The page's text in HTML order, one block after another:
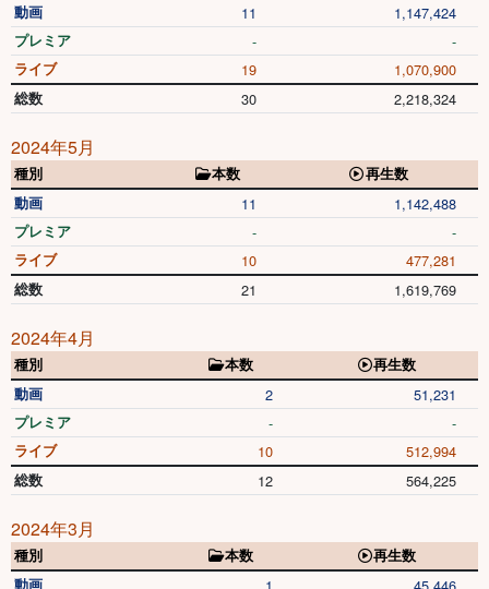
動画
11 1,147,424
プレミア - -
ライブ 19 1,070,900
総数 30 2,218,324
2024年5月
種別 本数
再生数
動画
11 1,142,488
プレミア - -
ライブ 10 477,281
総数 21 1,619,769
2024年4月
種別 本数
再生数
動画
2 51,231
プレミア - -
ライブ 10 512,994
総数 12 564,225
2024年3月
種別 本数
再生数
動画